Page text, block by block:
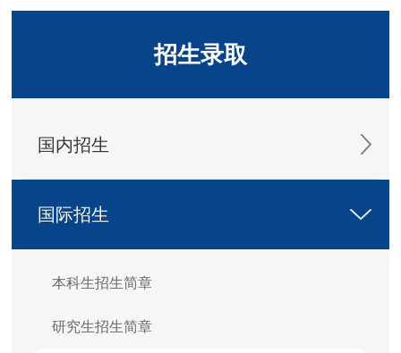
招生录取
国内招生
国际招生
本科生招生简章
研究生招生简章